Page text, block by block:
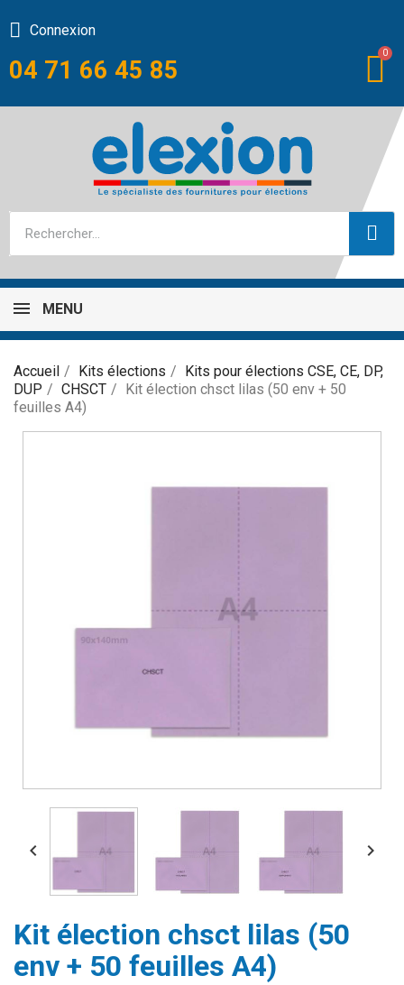
04 71 66 45 85
Connexion
MENU
Accueil Kits élections
Kits pour élections CSE, CE, DP,
DUP
CHSCT
Kit élection chsct lilas (50 env + 50
feuilles A4)
 
Kit élection chsct lilas (50
env + 50 feuilles A4)